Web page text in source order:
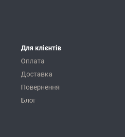
Для клієнтів
Оплата
Доставка
Повернення
Блог